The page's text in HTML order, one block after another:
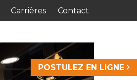
Carrières Contact
POSTULEZ EN LIGNE